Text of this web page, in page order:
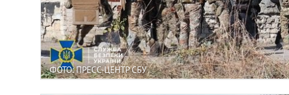
ФОТО: ПРЕСС-ЦЕНТР СБУ